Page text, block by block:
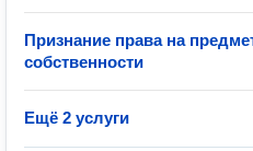
Признание права на
собственности
Ещё 2 услуги